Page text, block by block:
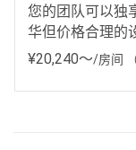
您的团队可以独
华但价格合理的
¥20,240〜/房间